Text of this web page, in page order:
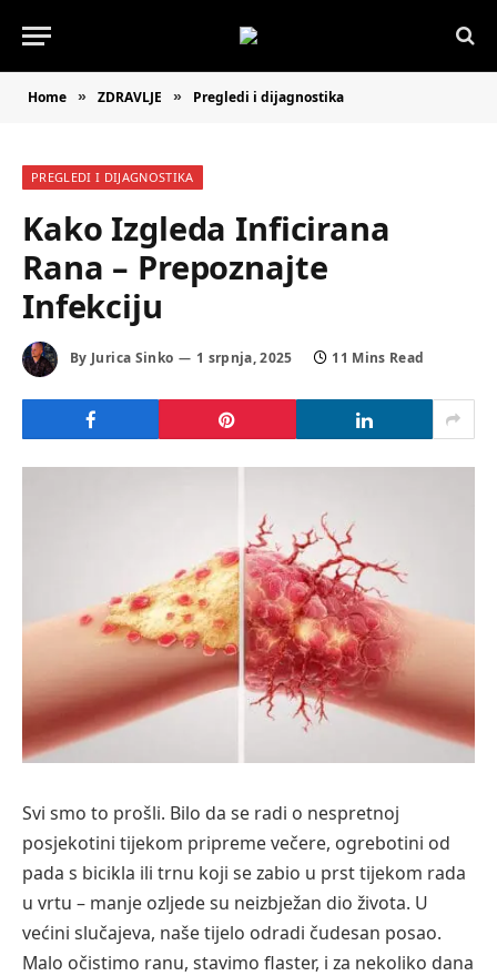
Home » ZDRAVLJE » Pregledi i dijagnostika
PREGLEDI I DIJAGNOSTIKA
Kako Izgleda Inficirana
Rana – Prepoznajte
Infekciju
By Jurica Sinko 1 srpnja, 2025 11 Mins Read
Svi smo to prošli. Bilo da se radi o nespretnoj
posjekotini tijekom pripreme večere, ogrebotini od
pada s bicikla ili trnu koji se zabio u prst tijekom rada
u vrtu – manje ozljede su neizbježan dio života. U
većini slučajeva, naše tijelo odradi čudesan posao.
Malo očistimo ranu, stavimo flaster, i za nekoliko dana